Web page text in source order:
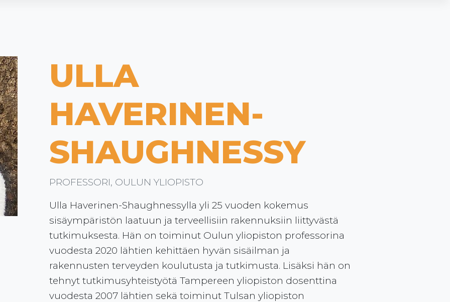
ULLA
HAVERINEN-
SHAUGHNESSY
PROFESSORI, OULUN YLIOPISTO
Ulla Haverinen-Shaughnessylla yli 25 vuoden kokemus
sisäympäristön laatuun ja terveellisiin rakennuksiin liittyvästä
tutkimuksesta. Hän on toiminut Oulun yliopiston professorina
vuodesta 2020 lähtien kehittäen hyvän sisäilman ja
rakennusten terveyden koulutusta ja tutkimusta. Lisäksi hän on
tehnyt tutkimusyhteistyötä Tampereen yliopiston dosenttina
vuodesta 2007 lähtien sekä toiminut Tulsan yliopiston